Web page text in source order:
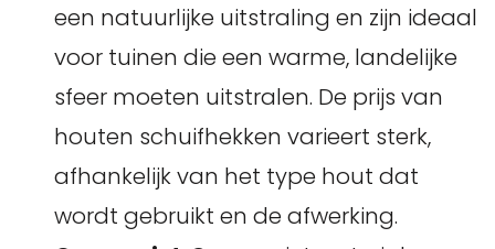
een natuurlijke uitstraling en zijn ideaal
voor tuinen die een warme, landelijke
sfeer moeten uitstralen. De prijs van
houten schuifhekken varieert sterk,
afhankelijk van het type hout dat
wordt gebruikt en de afwerking.